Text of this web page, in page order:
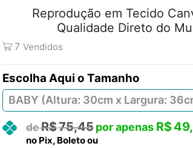
Reprodução em Tecido
Qualidade Direto do
7 Vendidos
Tamanho
R$75,45 R$
no Pix, Boleto ou